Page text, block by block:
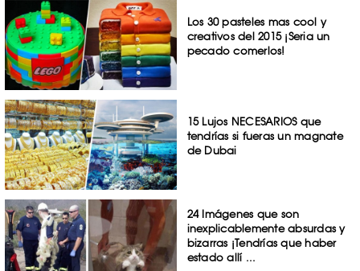
Los 30 pasteles mas cool y
creativos del 2015 ¡Seria un
pecado comerlos!
15 Lujos NECESARIOS que
tendrías si fueras un magnate
de Dubai
24 Imágenes que son
inexplicablemente absurdas y
bizarras ¡Tendrías que haber
estado allí ...